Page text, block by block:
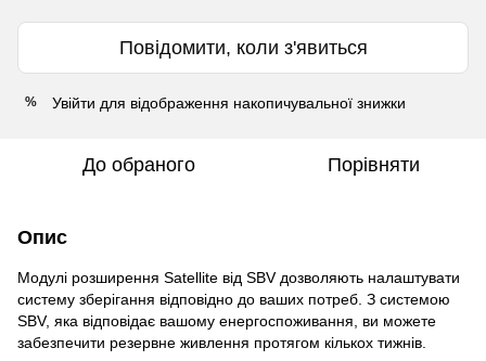
Повідомити, коли з'явиться
% Увійти для відображення накопичувальної знижки
До обраного Порівняти
Опис
Модулі розширення Satellite від SBV дозволяють налаштувати
систему зберігання відповідно до ваших потреб. З системою
SBV, яка відповідає вашому енергоспоживання, ви можете
забезпечити резервне живлення протягом кількох тижнів.